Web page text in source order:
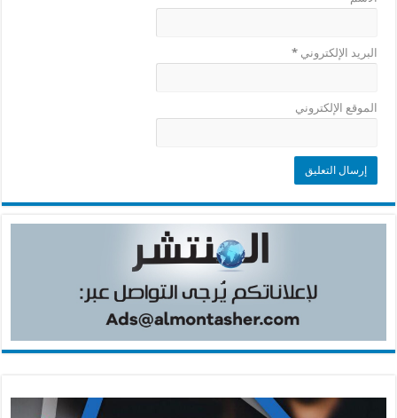
البريد الإلكتروني*
الموقع الإلكتروني